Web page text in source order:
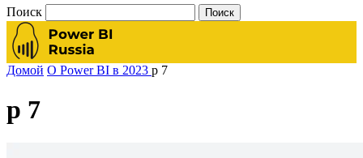
Поиск
Домой О Power BI в 2023 p 7
p 7